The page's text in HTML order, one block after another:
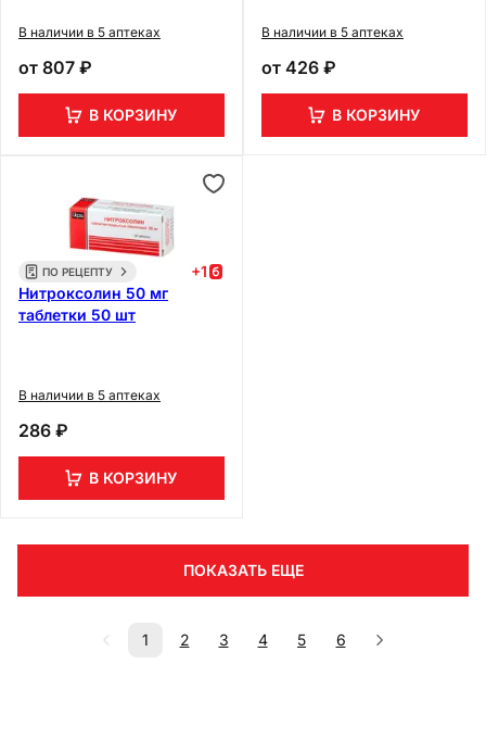
В наличии в 5 аптеках
от 807 ₽
В КОРЗИНУ
В наличии в 5 аптеках
от 426 ₽
В КОРЗИНУ
ПО РЕЦЕПТУ +1
Нитроксолин 50 мг
таблетки 50 шт
В наличии в 5 аптеках
286 ₽
В КОРЗИНУ
ПОКАЗАТЬ ЕЩЕ
1 2 3 4 5 6